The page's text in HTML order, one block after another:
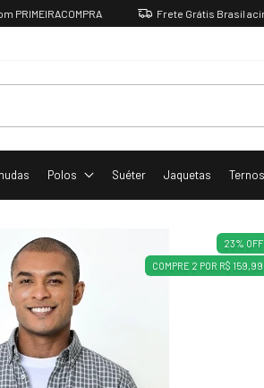
Frete Grátis Brasil acima de
Polos Suéter Jaquetas Ternos
23% OFF
COMPRE 2 POR R$ 159,99